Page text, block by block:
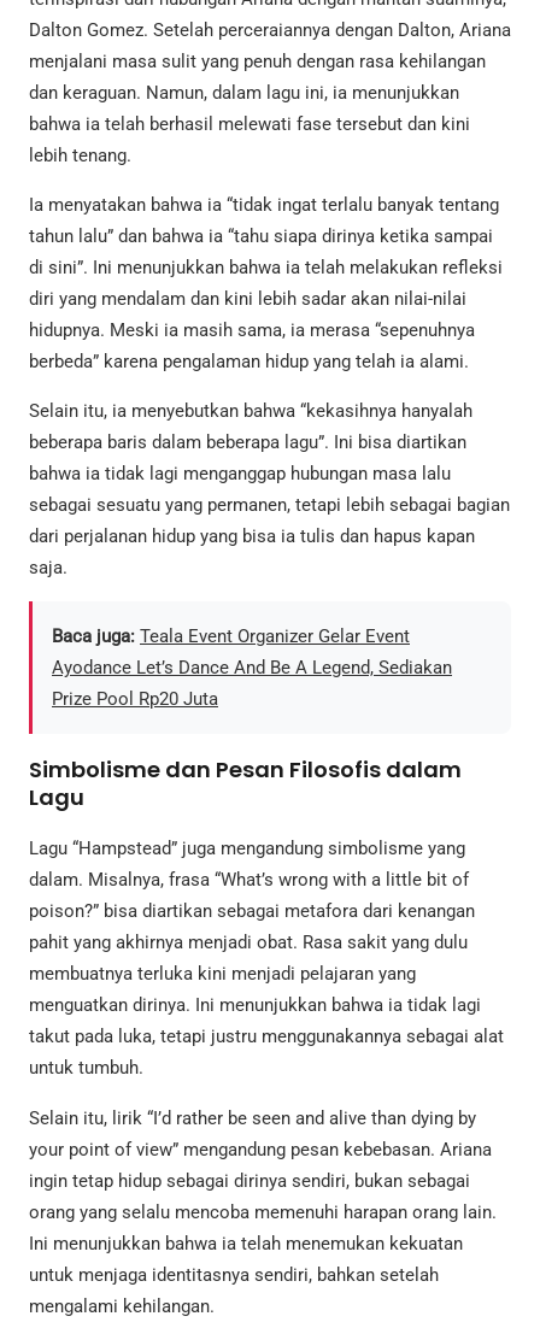
Dalton Gomez. Setelah perceraiannya dengan Dalton, Ariana
menjalani masa sulit yang penuh dengan rasa kehilangan
dan keraguan. Namun, dalam lagu ini, ia menunjukkan
bahwa ia telah berhasil melewati fase tersebut dan kini
lebih tenang.
Ia menyatakan bahwa ia “tidak ingat terlalu banyak tentang
tahun lalu” dan bahwa ia “tahu siapa dirinya ketika sampai
di sini”. Ini menunjukkan bahwa ia telah melakukan refleksi
diri yang mendalam dan kini lebih sadar akan nilai-nilai
hidupnya. Meski ia masih sama, ia merasa “sepenuhnya
berbeda” karena pengalaman hidup yang telah ia alami.
Selain itu, ia menyebutkan bahwa “kekasihnya hanyalah
beberapa baris dalam beberapa lagu”. Ini bisa diartikan
bahwa ia tidak lagi menganggap hubungan masa lalu
sebagai sesuatu yang permanen, tetapi lebih sebagai bagian
dari perjalanan hidup yang bisa ia tulis dan hapus kapan
saja.
Baca juga: Teala Event Organizer Gelar Event
Ayodance Let’s Dance And Be A Legend, Sediakan
Prize Pool Rp20 Juta
Simbolisme dan Pesan Filosofis dalam
Lagu
Lagu “Hampstead” juga mengandung simbolisme yang
dalam. Misalnya, frasa “What’s wrong with a little bit of
poison?” bisa diartikan sebagai metafora dari kenangan
pahit yang akhirnya menjadi obat. Rasa sakit yang dulu
membuatnya terluka kini menjadi pelajaran yang
menguatkan dirinya. Ini menunjukkan bahwa ia tidak lagi
takut pada luka, tetapi justru menggunakannya sebagai alat
untuk tumbuh.
Selain itu, lirik “I’d rather be seen and alive than dying by
your point of view” mengandung pesan kebebasan. Ariana
ingin tetap hidup sebagai dirinya sendiri, bukan sebagai
orang yang selalu mencoba memenuhi harapan orang lain.
Ini menunjukkan bahwa ia telah menemukan kekuatan
untuk menjaga identitasnya sendiri, bahkan setelah
mengalami kehilangan.